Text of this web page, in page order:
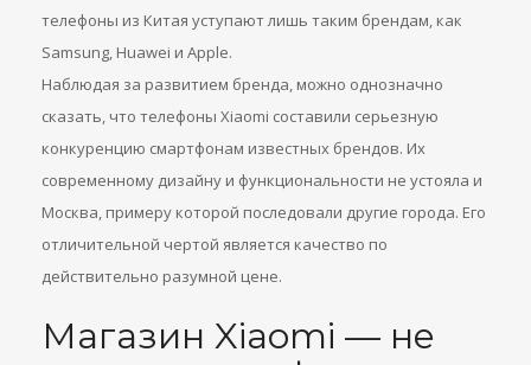
телефоны из Китая уступают лишь таким брендам, как
Samsung, Huawei и Apple.
Наблюдая за развитием бренда, можно однозначно
сказать, что телефоны Xiaomi составили серьезную
конкуренцию смартфонам известных брендов. Их
современному дизайну и функциональности не устояла и
Москва, примеру которой последовали другие города. Его
отличительной чертой является качество по
действительно разумной цене.
Магазин Xiaomi — не